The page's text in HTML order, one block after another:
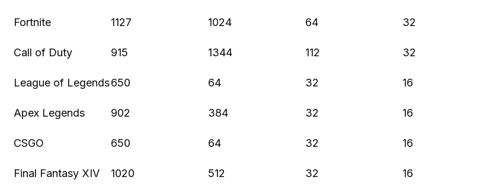
Fortnite 1127 1024 64 32
Call of Duty 915 1344 112 32
League of Legends650 64 32 16
Apex Legends 902 384 32 16
CSGO 650 64 32 16
Final Fantasy XIV 1020 512 32 16